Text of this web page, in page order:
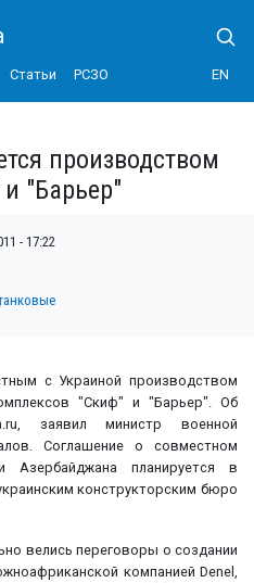
Статьи РСЗО EN
комплексов "Скиф" и "Барьер"
производством
"Барьер"
- 17:22
с Украиной производством
"Скиф" и "Барьер". Об
заявил министр военной
Соглашение о совместном
Азербайджана планируется в
конструкторским бюро
велись переговоры о создании
компанией Denel,